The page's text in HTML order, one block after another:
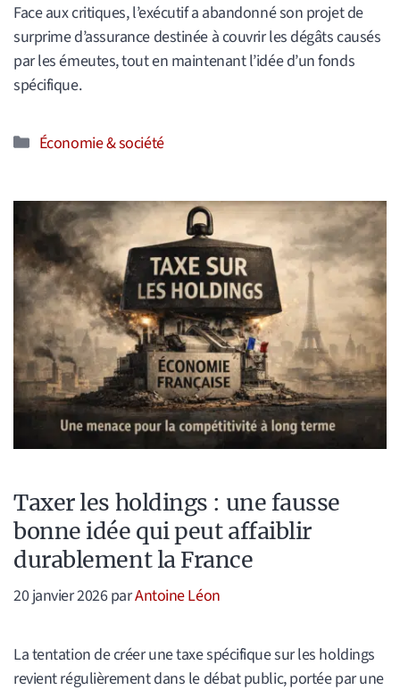
Face aux critiques, l’exécutif a abandonné son projet de
surprime d’assurance destinée à couvrir les dégâts causés
par les émeutes, tout en maintenant l’idée d’un fonds
spécifique.
Catégories
Économie & société
Taxer les holdings : une fausse
bonne idée qui peut affaiblir
durablement la France
20 janvier 2026parAntoine Léon
La tentation de créer une taxe spécifique sur les holdings
revient régulièrement dans le débat public, portée par une